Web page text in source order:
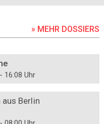
» MEHR DOSSIERS
16:08 Uhr
aus Berlin